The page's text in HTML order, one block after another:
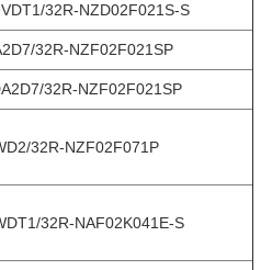
32R-NZD02F021S-S
32R-NZF02F021SP
32R-NZF02F021SP
32R-NZF02F071P
32R-NAF02K041E-S